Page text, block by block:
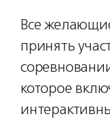
Все
принять
которое